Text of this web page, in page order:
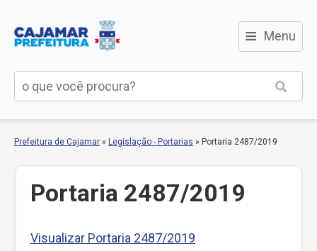
≡ Menu
Prefeitura de Cajamar » Legislação - Portarias » Portaria 2487/2019
Portaria 2487/2019
Visualizar Portaria 2487/2019